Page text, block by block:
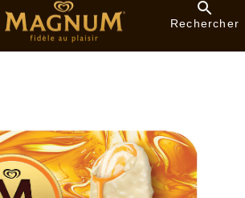
Rechercher